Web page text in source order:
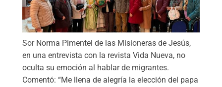
Sor Norma Pimentel de las Misioneras de Jesús,
en una entrevista con la revista Vida Nueva, no
oculta su emoción al hablar de migrantes.
Comentó: “Me llena de alegría la elección del papa